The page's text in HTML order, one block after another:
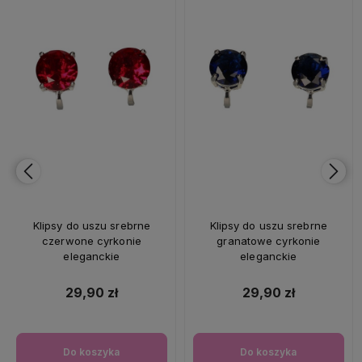
Klipsy do uszu srebrne
czerwone cyrkonie
eleganckie
29,90 zł
Do koszyka
Klipsy do uszu srebrne
granatowe cyrkonie
eleganckie
29,90 zł
Do koszyka